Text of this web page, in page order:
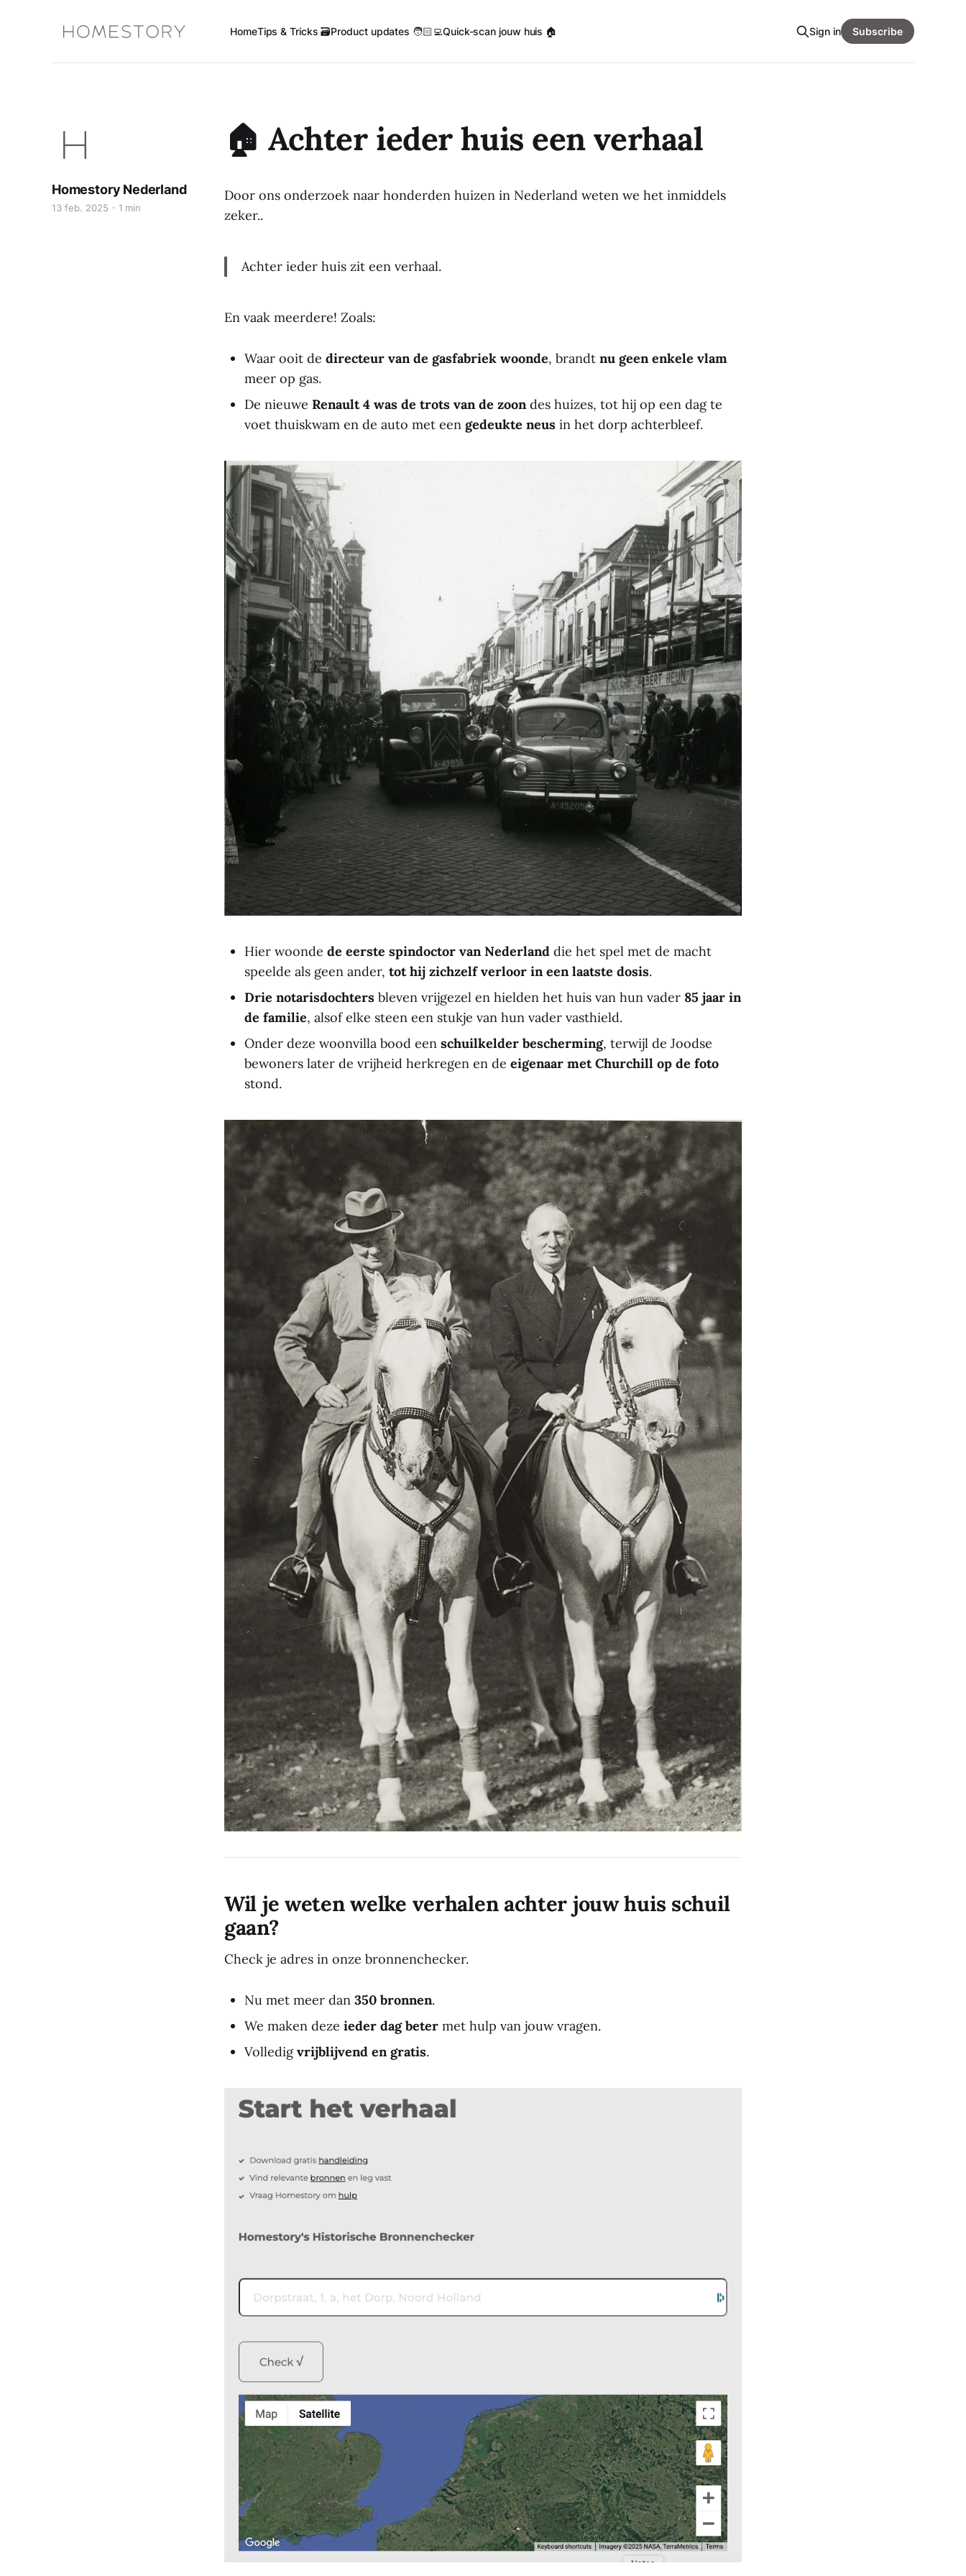
HomeTips & Tricks 🗃️Product updates 🧑🏻‍💻Quick-scan jouw huis 🏠 Sign in Subscribe
🏠 Achter ieder huis een verhaal
Homestory Nederland
13 feb. 2025 1 min
Door ons onderzoek naar honderden huizen in Nederland weten we het inmiddels
zeker..
Achter ieder huis zit een verhaal.
En vaak meerdere! Zoals:
Waar ooit de directeur van de gasfabriek woonde, brandt nu geen enkele vlam
meer op gas.
De nieuwe Renault 4 was de trots van de zoondes huizes, tot hij op een dag te
voet thuiskwam en de auto met een gedeukte neus in het dorp achterbleef.
Hier woonde de eerste spindoctor van Nederland die het spel met de macht
speelde als geen ander, tot hij zichzelf verloor in een laatste dosis.
Drie notarisdochters bleven vrijgezel en hielden het huis van hun vader 85 jaar in
de familie, alsof elke steen een stukje van hun vader vasthield.
Onder deze woonvilla bood een schuilkelder bescherming, terwijl de Joodse
bewoners later de vrijheid herkregen en de eigenaar met Churchill op de foto
stond.
Wil je weten welke verhalen achter jouw huis schuil
gaan?
Check je adres in onze bronnenchecker.
Nu met meer dan 350 bronnen.
We maken deze ieder dag beter met hulp van jouw vragen.
Volledigvrijblijvend en gratis.